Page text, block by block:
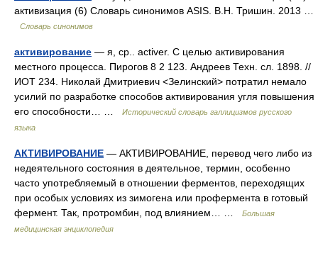
активизация (6) Словарь синонимов ASIS. В.Н. Тришин. 2013 …
Словарь синонимов
активирование — я, ср.. activer. С целью активирования
местного процесса. Пирогов 8 2 123. Андреев Техн. сл. 1898. //
ИОТ 234. Николай Дмитриевич <Зелинский> потратил немало
усилий по разработке способов активирования угля повышения
его способности… …
Исторический словарь галлицизмов русского
языка
АКТИВИРОВАНИЕ — АКТИВИРОВАНИЕ, перевод чего либо из
недеятельного состояния в деятельное, термин, особенно
часто употребляемый в отношении ферментов, переходящих
при особых условиях из зимогена или профермента в готовый
фермент. Так, протромбин, под влиянием… …
Большая
медицинская энциклопедия